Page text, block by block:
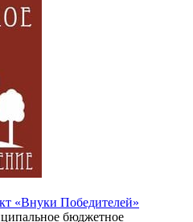
«Внуки Победителей»
бюджетное